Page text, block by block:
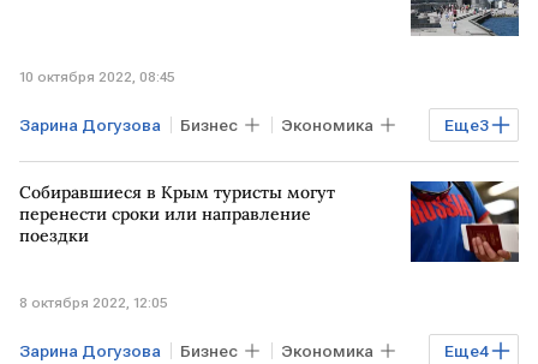
10 октября 2022, 08:45
Еще3
Зарина Догузова Бизнес Экономика
Туризм Ростуризм КРЫМ
Собиравшиеся в Крым туристы могут
перенести сроки или направление
поездки
8 октября 2022, 12:05
Еще4
Зарина Догузова Бизнес Экономика